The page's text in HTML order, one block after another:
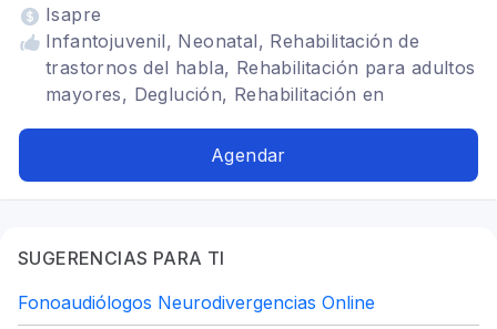
Isapre
Infantojuvenil, Neonatal, Rehabilitación de
trastornos del habla, Rehabilitación para adultos
mayores, Deglución, Rehabilitación en
Frenillos, Neurodivergencias, Tartamudez,
Motrocidad orofacial
Agendar
SUGERENCIAS PARA TI
Fonoaudiólogos Neurodivergencias Online